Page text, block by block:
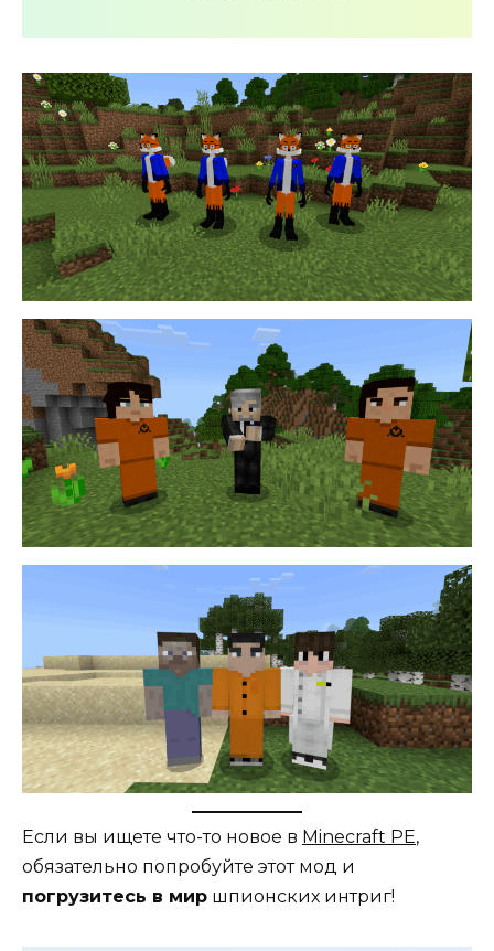
Если вы ищете что-то новое в Minecraft PE,
обязательно попробуйте этот мод и
погрузитесь в мир шпионских интриг!